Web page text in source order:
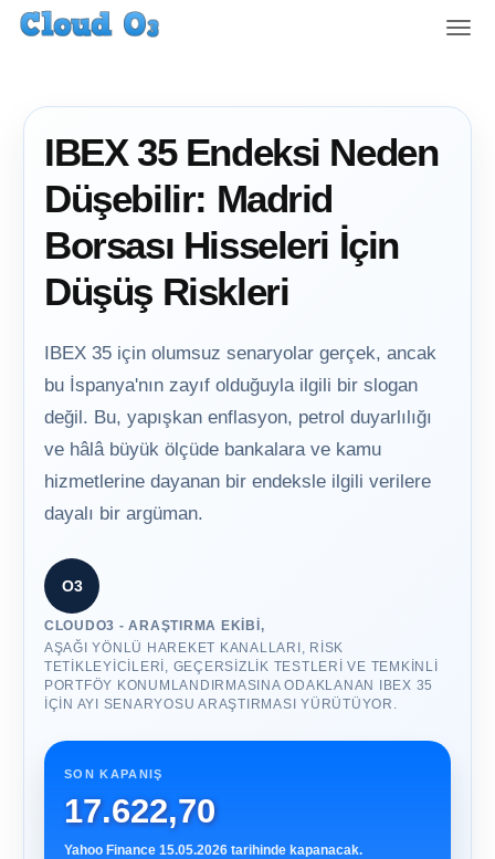
T
IBEX 35 Endeksi Neden
Düşebilir: Madrid
Borsası Hisseleri İçin
Düşüş Riskleri
IBEX 35 için olumsuz senaryolar gerçek, ancak
bu İspanya'nın zayıf olduğuyla ilgili bir slogan
değil. Bu, yapışkan enflasyon, petrol duyarlılığı
ve hâlâ büyük ölçüde bankalara ve kamu
hizmetlerine dayanan bir endeksle ilgili verilere
dayalı bir argüman.
O3
CLOUDO3 - ARAŞTIRMA EKIBI,
AŞAĞI YÖNLÜ HAREKET KANALLARI, RISK
TETIKLEYICILERI, GEÇERSIZLIK TESTLERI VE TEMKINLI
PORTFÖY KONUMLANDIRMASINA ODAKLANAN IBEX 35
IÇIN AYI SENARYOSU ARAŞTIRMASI YÜRÜTÜYOR.
SON KAPANIŞ
17.622,70
Yahoo Finance 15.05.2026 tarihinde kapanacak.